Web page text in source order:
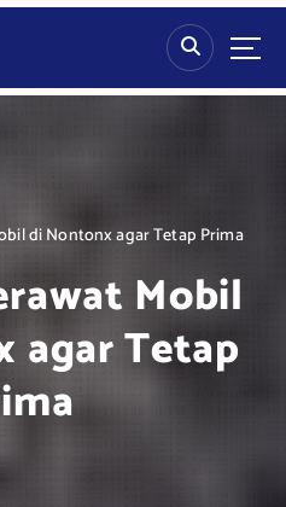
di Nontonx agar Tetap Prima
Mobil
agar Tetap